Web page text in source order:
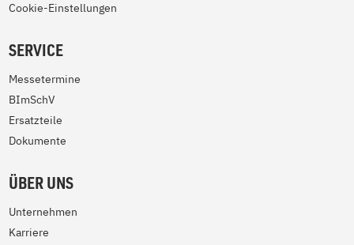
Cookie-Einstellungen
SERVICE
Messetermine
BImSchV
Ersatzteile
Dokumente
ÜBER UNS
Unternehmen
Karriere